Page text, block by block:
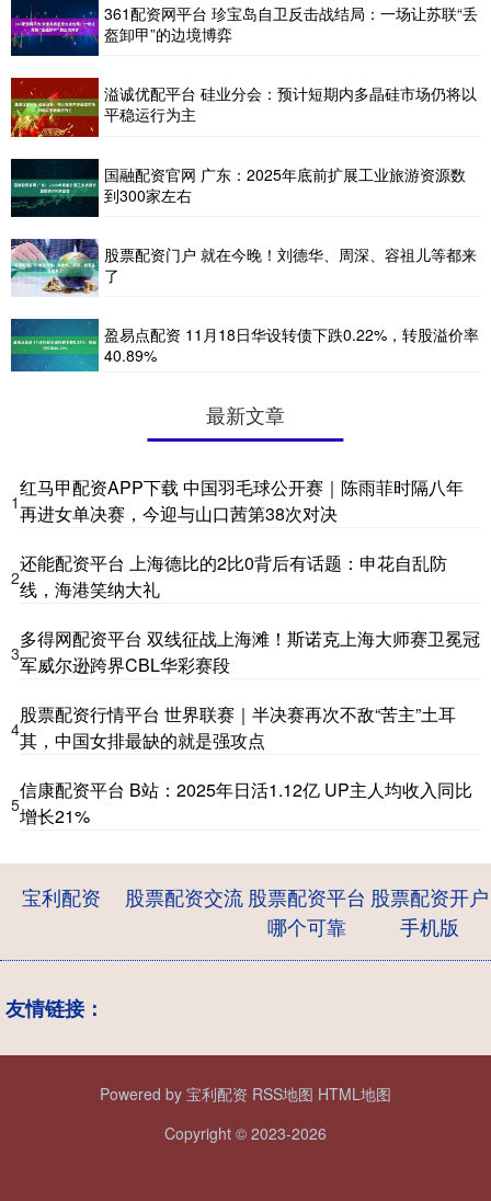
361配资网平台 珍宝岛自卫反击战结局：一场让苏联“丢
盔卸甲”的边境博弈
溢诚优配平台 硅业分会：预计短期内多晶硅市场仍将以
平稳运行为主
国融配资官网 广东：2025年底前扩展工业旅游资源数
到300家左右
股票配资门户 就在今晚！刘德华、周深、容祖儿等都来
了
盈易点配资 11月18日华设转债下跌0.22%，转股溢价率
40.89%
最新文章
1
红马甲配资APP下载 中国羽毛球公开赛｜陈雨菲时隔八年
再进女单决赛，今迎与山口茜第38次对决
2
还能配资平台 上海德比的2比0背后有话题：申花自乱防
线，海港笑纳大礼
3
多得网配资平台 双线征战上海滩！斯诺克上海大师赛卫冕冠
军威尔逊跨界CBL华彩赛段
4
股票配资行情平台 世界联赛｜半决赛再次不敌“苦主”土耳
其，中国女排最缺的就是强攻点
5
信康配资平台 B站：2025年日活1.12亿 UP主人均收入同比
增长21%
宝利配资 股票配资交流股票配资平台
哪个可靠
股票配资开户
手机版
友情链接：
Powered by 宝利配资 RSS地图 HTML地图
Copyright © 2023-2026